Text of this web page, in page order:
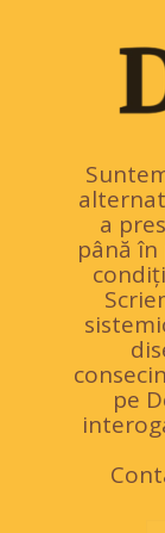
a
până
pe